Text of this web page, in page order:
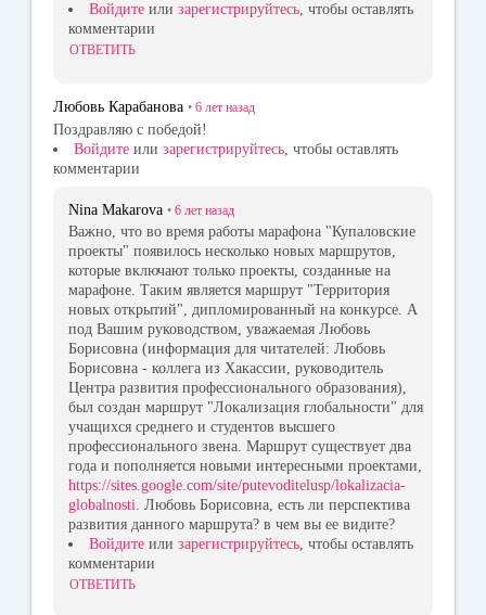
Войдите или зарегистрируйтесь, чтобы оставлять
комментарии
ОТВЕТИТЬ
Любовь Карабанова • 6 лет назад
Поздравляю с победой!
Войдите или зарегистрируйтесь , чтобы оставлять
комментарии
Nina Makarova • 6 лет назад
Важно, что во время работы марафона "Купаловские
проекты" появилось несколько новых маршрутов,
которые включают только проекты, созданные на
марафоне. Таким является маршрут "Территория
новых открытий", дипломированный на конкурсе. А
под Вашим руководством, уважаемая Любовь
Борисовна (информация для читателей: Любовь
Борисовна - коллега из Хакассии, руководитель
Центра развития профессионального образования),
был создан маршрут "Локализация глобальности" для
учащихся среднего и студентов высшего
профессионального звена. Маршрут существует два
года и пополняется новыми интересными проектами,
https://sites.google.com/site/putevoditelusp/lokalizacia-
globalnosti. Любовь Борисовна, есть ли перспектива
развития данного маршрута? в чем вы ее видите?
Войдите или зарегистрируйтесь, чтобы оставлять
комментарии
ОТВЕТИТЬ